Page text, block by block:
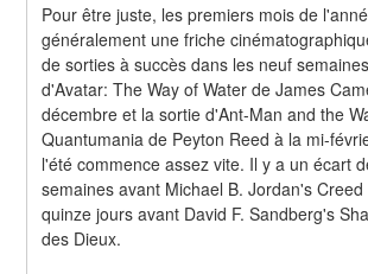
Pour être juste, les premiers mois de
généralement une friche
de sorties à succès dans les neuf
d'Avatar: The Way of Water de James
décembre et la sortie d'Ant-Man and the
Quantumania de Peyton Reed à la mi-
l'été commence assez vite. Il y a un écart
semaines avant Michael B. Jordan's
quinze jours avant David F. Sandberg's
des Dieux.